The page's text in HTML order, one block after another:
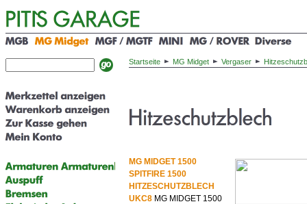
Startseite MG Midget Vergaser
MG MIDGET 1500
SPITFIRE 1500
HITZESCHUTZBLECH
UKC8 MG MIDGET 1500